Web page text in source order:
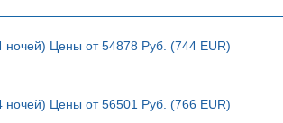
ночей) Цены от 54878 Руб. (744 EUR)
ночей) Цены от 56501 Руб. (766 EUR)